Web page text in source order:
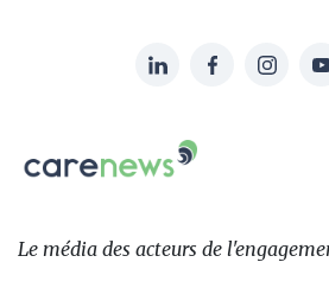
sur:
LinkedInFacebook
Le
des
Le média des acteurs de